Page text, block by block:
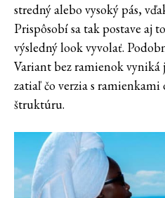
stredný alebo vysoký pás,
Prispôsobí sa tak postave aj
výsledný look vyvolať.
Variant bez ramienok
zatiaľ čo verzia s
štruktúru.